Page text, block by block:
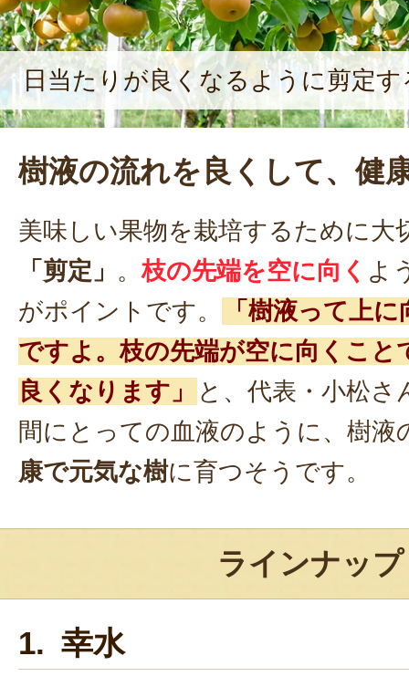
日当たりが良くなるように剪定す
樹液の流れを良くして、健
美味しい果物を栽培するために大
「剪定」 。枝の先端を空に向く よ
がポイントです。
「樹液って上
ですよ。枝の先端が空に向くこと
良くなります」
と、代表・小松さ
間にとっての血液のように、樹液
康で元気な樹に育つそうです。
ラインナップ
1. 幸水